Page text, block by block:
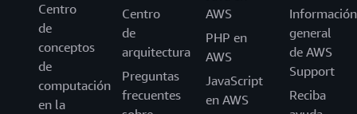
Centro
de
conceptos
de
computación
en la
Centro
de
arquitectura
Preguntas
frecuentes
AWS
PHP en
AWS
JavaScript
en AWS
Información
general
de AWS
Support
Reciba